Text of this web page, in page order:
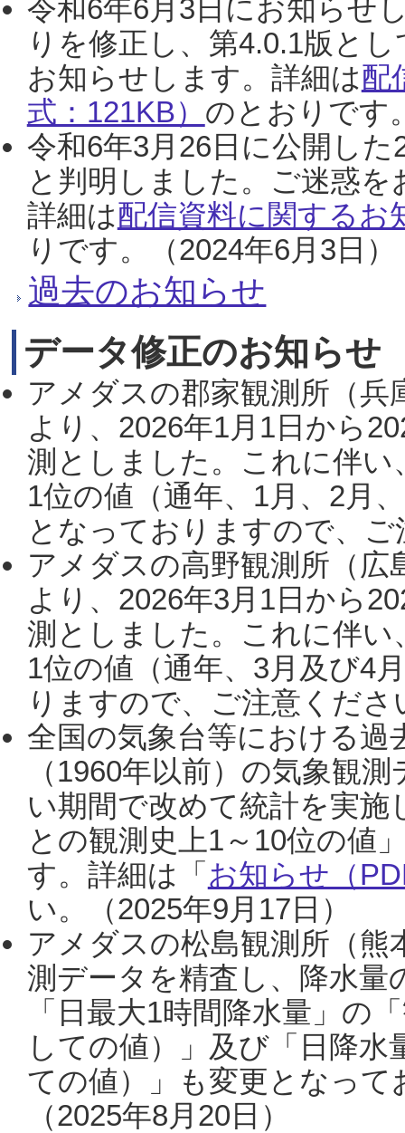
令和6年6月3日にお知らせ
りを修正し、第4.0.1版と
お知らせします。詳細は配
式：121KB） のとおりです
令和6年3月26日に公開し
と判明しました。ご迷惑
詳細は配信資料に関するお
りです。（2024年6月3日）
過去のお知らせ
データ修正のお知らせ
アメダスの郡家観測所（
より、2026年1月1日から
測としました。これに伴い
1位の値（通年、1月、2月
となっておりますので、
アメダスの高野観測所（
より、2026年3月1日から
測としました。これに伴い
1位の値（通年、3月及び4
りますので、ご注意くだ
全国の気象台等における過
（1960年以前）の気象観
い期間で改めて統計を実
との観測史上1～10位の値
す。詳細は「 お知らせ（
い。（2025年9月17日）
アメダスの松島観測所（熊
測データを精査し、降水
「日最大1時間降水量」の
しての値）」及び「日降
ての値）」も変更となっ
（2025年8月20日）